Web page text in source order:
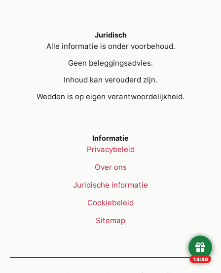
Juridisch
Alle informatie is onder voorbehoud.
Geen beleggingsadvies.
Inhoud kan verouderd zijn.
Wedden is op eigen verantwoordelijkheid.
Informatie
Privacybeleid
Over ons
Juridische informatie
Cookiebeleid
Sitemap
14:45